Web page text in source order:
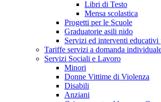
Libri di Testo
Mensa scolastica
Progetti per le Scuole
Graduatorie asili nido
Servizi ed interventi
Tariffe servizi a domanda
Servizi Sociali e Lavoro
Minori
Donne Vittime di Violenza
Disabili
Anziani